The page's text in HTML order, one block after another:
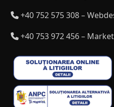
+40 752 575 308 –
+40 753 972 456 –